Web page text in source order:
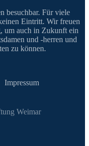
besuchbar. Für viele
Eintritt. Wir freuen
um auch in Zukunft ein
und -herren und
zu können.
Impressum
Weimar